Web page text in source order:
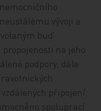
vývoji a
buď
na jeho
podpory, dále
připojení.
spoluprací